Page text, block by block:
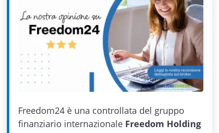
Freedom24 è una controllata del gruppo
finanziario internazionale Freedom Holding